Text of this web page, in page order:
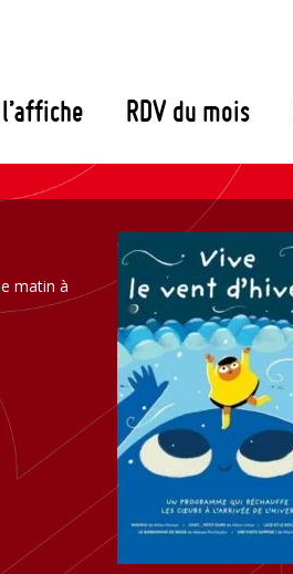
RDV du mois
matin à